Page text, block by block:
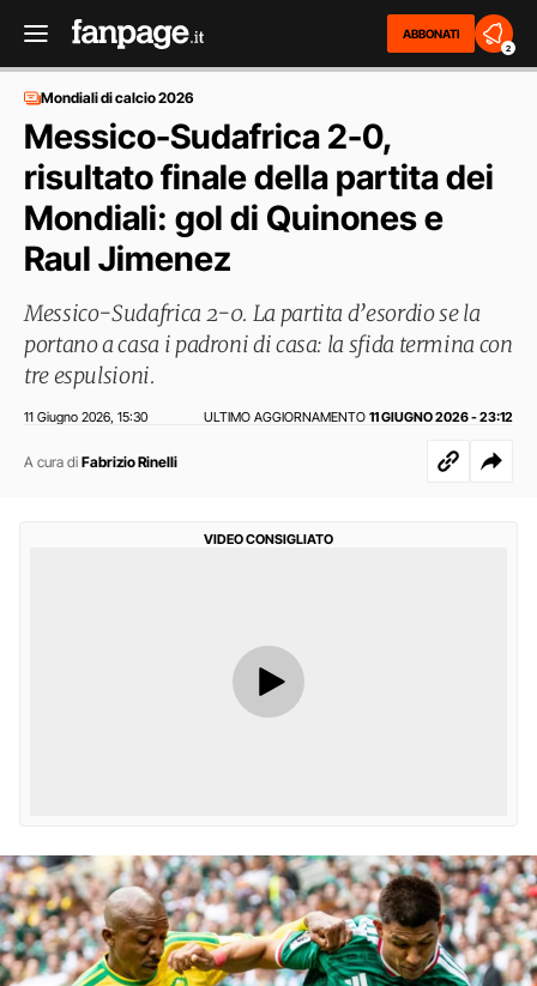
ABBONATI
2
Mondiali di calcio 2026
Messico-Sudafrica 2-0,
risultato finale della partita dei
Mondiali: gol di Quinones e
Raul Jimenez
Messico-Sudafrica 2-0. La partita d’esordio se la
portano a casa i padroni di casa: la sfida termina con
tre espulsioni.
11 Giugno 2026 15:30 ULTIMO AGGIORNAMENTO 11 GIUGNO 2026 - 23:12
A cura di Fabrizio Rinelli
VIDEO CONSIGLIATO